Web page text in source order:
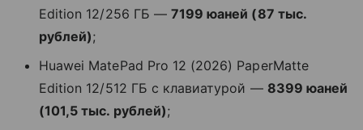
Edition 12/256 ГБ — 7199 юаней (87 тыс.
рублей);
Huawei MatePad Pro 12 (2026) PaperMatte
Edition 12/512 ГБ с клавиатурой — 8399 юаней
(101,5 тыс. рублей);